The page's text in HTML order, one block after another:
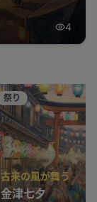
4
祭り
古来の風が舞う
金津七夕